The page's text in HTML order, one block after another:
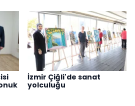
İzmir Çiğli'de sanat
yolculuğu